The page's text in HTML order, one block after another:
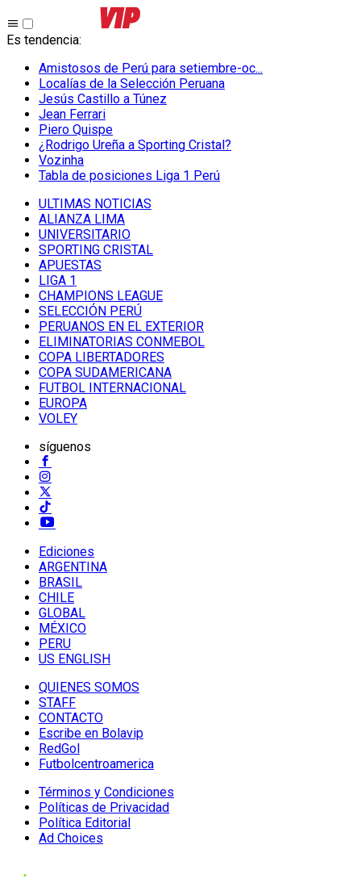
Es tendencia:
Amistosos de Perú para setiembre-oc...
Localías de la Selección Peruana
Jesús Castillo a Túnez
Jean Ferrari
Piero Quispe
¿Rodrigo Ureña a Sporting Cristal?
Vozinha
Tabla de posiciones Liga 1 Perú
ULTIMAS NOTICIAS
ALIANZA LIMA
UNIVERSITARIO
SPORTING CRISTAL
APUESTAS
LIGA 1
CHAMPIONS LEAGUE
SELECCIÓN PERÚ
PERUANOS EN EL EXTERIOR
ELIMINATORIAS CONMEBOL
COPA LIBERTADORES
COPA SUDAMERICANA
FUTBOL INTERNACIONAL
EUROPA
VOLEY
síguenos
Ediciones
ARGENTINA
BRASIL
CHILE
GLOBAL
MÉXICO
PERU
US ENGLISH
QUIENES SOMOS
STAFF
CONTACTO
Escribe en Bolavip
RedGol
Futbolcentroamerica
Términos y Condiciones
Políticas de Privacidad
Política Editorial
Ad Choices